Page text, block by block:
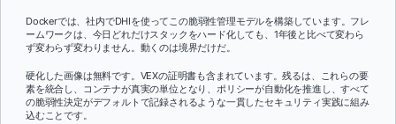
Dockerでは、社内でDHIを使ってこの脆弱性管理モデルを構築しています。フレ
ームワークは、今日どれだけスタックをハード化しても、1年後と比べて変わら
ず変わらず変わりません。動くのは境界だけだ。
硬化した画像は無料です。VEXの証明書も含まれています。残るは、これらの要
素を統合し、コンテナが真実の単位となり、ポリシーが自動化を推進し、すべて
の脆弱性決定がデフォルトで記録されるような一貫したセキュリティ実践に組み
込むことです。